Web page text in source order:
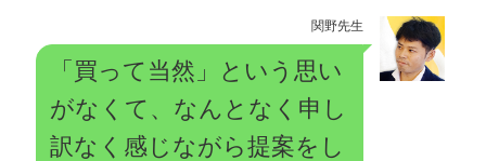
関野先生
「買って当然」という思い
がなくて、なんとなく申し
訳なく感じながら提案をし